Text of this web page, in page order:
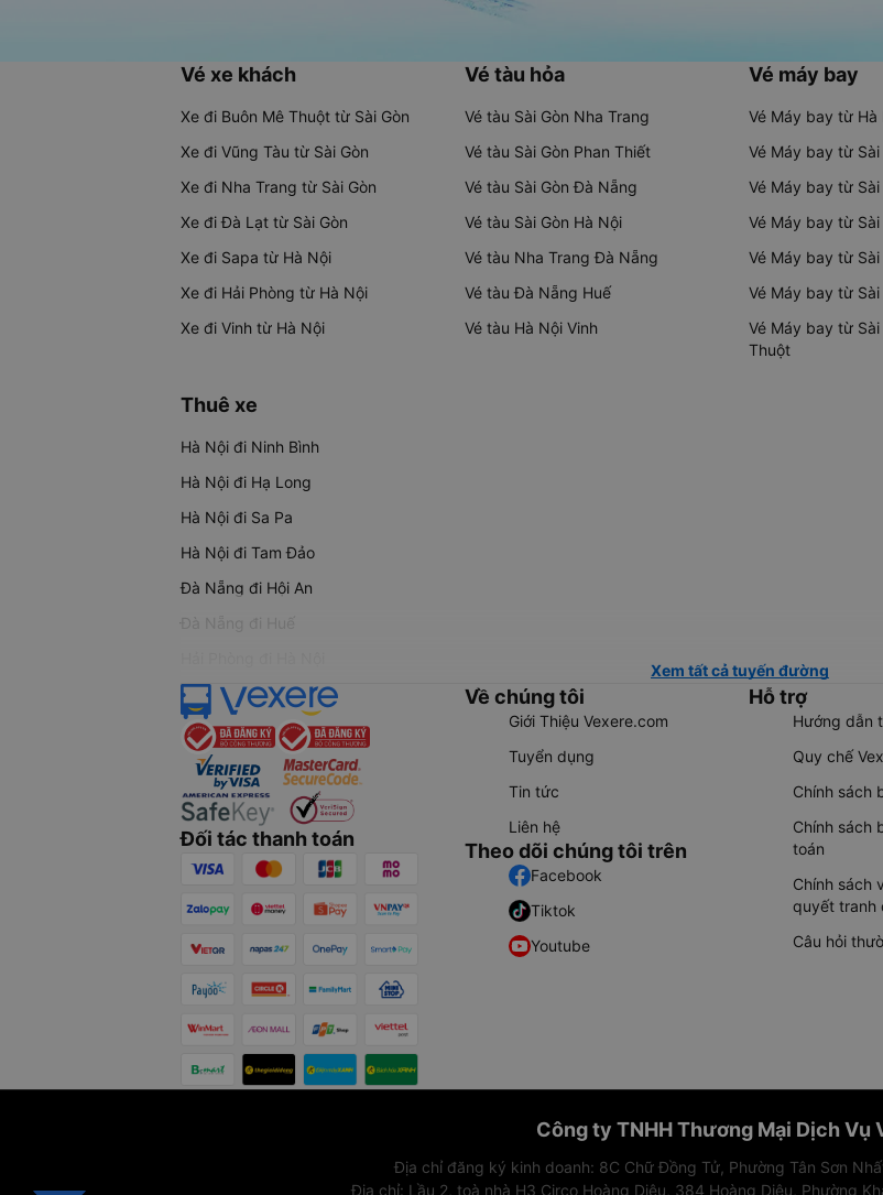
Vé xe khách
Xe đi Buôn Mê Thuột từ Sài Gòn
Xe đi Vũng Tàu từ Sài Gòn
Xe đi Nha Trang từ Sài Gòn
Xe đi Đà Lạt từ Sài Gòn
Xe đi Sapa từ Hà Nội
Xe đi Hải Phòng từ Hà Nội
Xe đi Vinh từ Hà Nội
Vé tàu hỏa
Vé tàu Sài Gòn Nha Trang
Vé tàu Sài Gòn Phan Thiết
Vé tàu Sài Gòn Đà Nẵng
Vé tàu Sài Gòn Hà Nội
Vé tàu Nha Trang Đà Nẵng
Vé tàu Đà Nẵng Huế
Vé tàu Hà Nội Vinh
Vé máy bay
Vé Máy bay từ Hà
Vé Máy bay từ
Vé Máy bay từ
Vé Máy bay từ
Vé Máy bay từ
Vé Máy bay từ Sài
Vé Máy bay từ
Thuột
Thuê xe
Hà Nội đi Ninh Bình
Hà Nội đi Hạ Long
Hà Nội đi Sa Pa
Hà Nội đi Tam Đảo
Đà Nẵng đi Hội An
Đà Nẵng đi Huế
Xem tất cả tuyến đường
Đối tác thanh toán
Về chúng tôi
Giới Thiệu Vexere.com
Tuyển dụng
Tin tức
Liên hệ
Theo dõi chúng tôi trên
Facebook
Tiktok
Youtube
Hỗ trợ
Hướng dẫn
Quy chế
Chính sách
Chính sách
toán
Chính sách
quyết tranh
Câu hỏi
Công ty TNHH Thương Mại Dịch Vụ
Địa chỉ đăng ký kinh doanh: 8C Chữ Đồng Tử, Phường Tân Sơn
Địa chỉ: Lầu 2, toà nhà H3 Circo Hoàng Diệu, 384 Hoàng Diệu, Phường